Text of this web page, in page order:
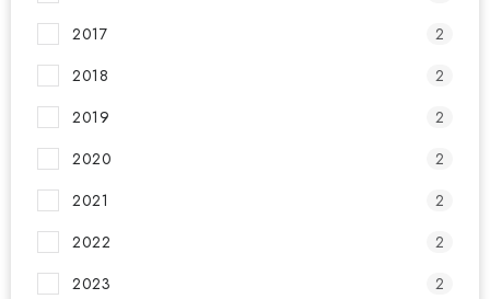
2017
2
2018
2
2019
2
2020
2
2021
2
2022
2
2023
2